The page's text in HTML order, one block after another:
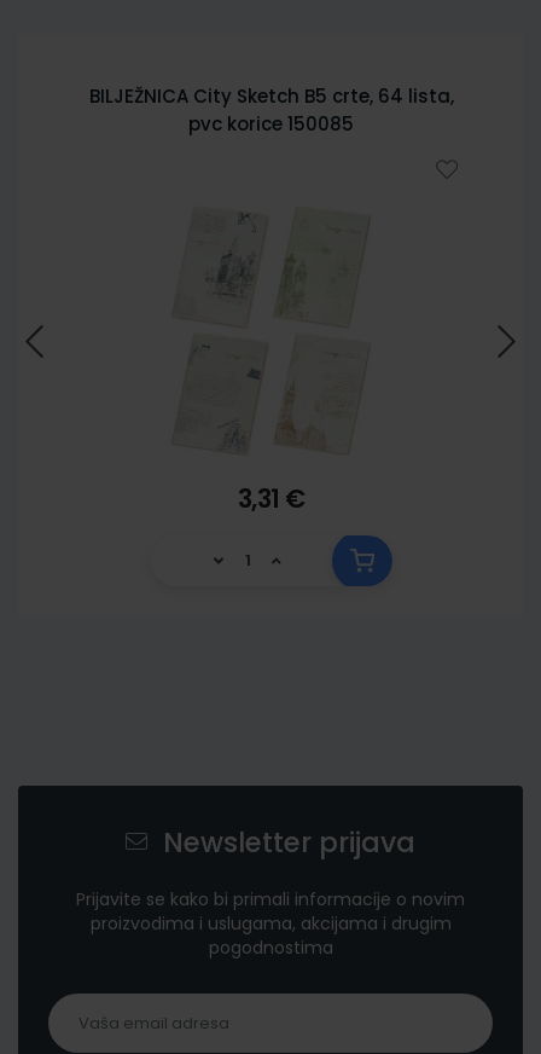
BILJEŽNICA City Sketch B5 crte, 64 lista,
pvc korice 150085
3,31 €
Newsletter prijava
Prijavite se kako bi primali informacije o novim
proizvodima i uslugama, akcijama i drugim
pogodnostima